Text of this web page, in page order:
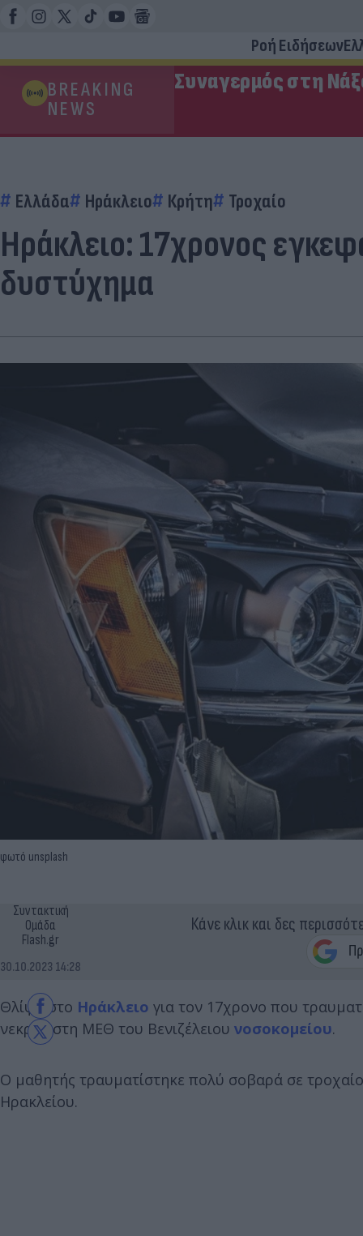
Ροή Ειδήσεων
BREAKING
NEWS
Συναγερμός στη
Ελλάδα Ηράκλειο Κρήτη Τροχαίο
Ηράκλειο: 17χρονος
δυστύχημα
φωτό unsplash
Συντακτική
Ομάδα
Flash.gr
30.10.2023 14:28
Κάνε κλικ και δες
Θλίψη στο Ηράκλειο για τον 17χρονο που
νεκρός στη ΜΕΘ του Βενιζέλειου νοσοκομείου.
Ο μαθητής τραυματίστηκε πολύ σοβαρά σε
Ηρακλείου.